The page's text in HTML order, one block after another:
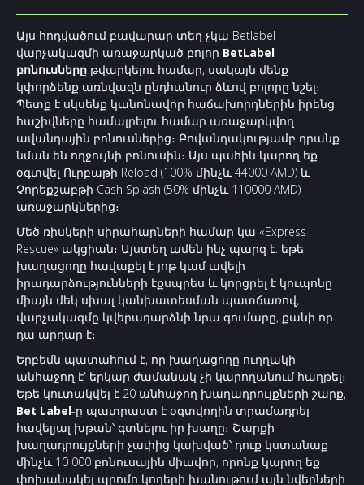
Այս հոդվածում բավարար տեղ չկա Betlabel
վարչակազմի առաջարկած բոլոր BetLabel
բոնուսները թվարկելու համար, սակայն մենք
կփորձենք առնվազն ընդհանուր ձևով բոլորը նշել։
Պետք է սկսենք կանոնավոր հաճախորդներին իրենց
հաշիվները համալրելու համար առաջարկվող
ավանդային բոնուսներից։ Բովանդակությամբ դրանք
նման են ողջույնի բոնուսին։ Այս պահին կարող եք
օգտվել Ուրբաթի Reload (100% մինչև 44000 AMD) և
Չորեքշաբթի Cash Splash (50% մինչև 110000 AMD)
առաջարկներից։
Մեծ ռիսկերի սիրահարների համար կա «Express
Rescue» ակցիան։ Այստեղ ամեն ինչ պարզ է. եթե
խաղացողը հավաքել է յոթ կամ ավելի
իրադարձությունների էքսպրես և կորցրել է կուպոնը
միայն մեկ սխալ կանխատեսման պատճառով,
վարչակազմը կվերադարձնի նրա գումարը, քանի որ
դա արդար է։
Երբեմն պատահում է, որ խաղացողը ուղղակի
անհաջող է՝ երկար ժամանակ չի կարողանում հաղթել։
Եթե կուտակվել է 20 անհաջող խաղադրույքների շարք,
Bet Label-ը պատրաստ է օգտվողին տրամադրել
հավելյալ խթան՝ գտնելու իր խաղը։ Շարքի
խաղադրույքների չափից կախված՝ դուք կստանաք
մինչև 10 000 բոնուսային միավոր, որոնք կարող եք
փոխանակել պրոմո կոդերի խանութում այն նվերների